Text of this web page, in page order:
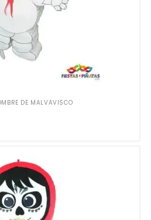
DE MALVAVISCO